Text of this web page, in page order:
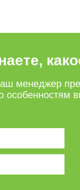
менеджер
особенностям